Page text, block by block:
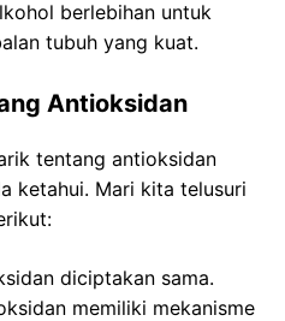
berlebihan untuk
tubuh yang kuat.
Antioksidan
tentang antioksidan
ketahui. Mari kita telusuri
diciptakan sama.
memiliki mekanisme